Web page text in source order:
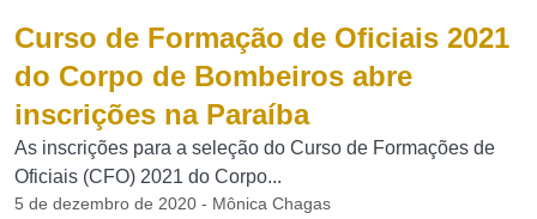
Curso de Formação de Oficiais 2021
do Corpo de Bombeiros abre
inscrições na Paraíba
As inscrições para a seleção do Curso de Formações de
Oficiais (CFO) 2021 do Corpo...
5 de dezembro de 2020 - Mônica Chagas